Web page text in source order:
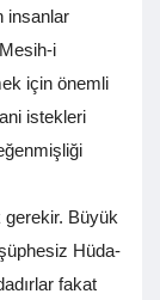
insanlar
i
için önemli
istekleri
gerekir. Büyük
Hüda-
fakat